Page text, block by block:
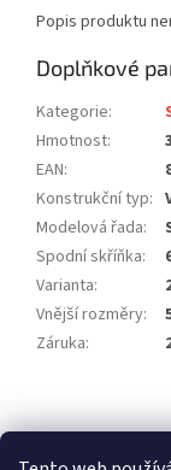
Popis produktu
Doplňkové
Kategorie:
Hmotnost:
EAN:
Konstrukční typ:
Modelová řada:
Spodní skříňka:
Varianta:
Vnější rozměry:
Záruka:
á